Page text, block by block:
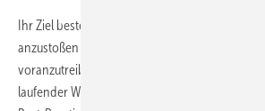
Ihr Ziel besteht darin, Synergien zu schaffen,
anzustoßen und konkrete Fortschritte im
voranzutreiben. Die Teilnehmenden erwarten
laufender Wasserstoffprojekte aus allen